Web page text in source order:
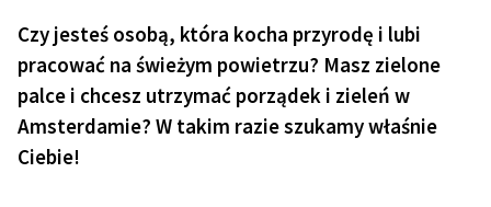
Czy jesteś osobą, która kocha przyrodę i lubi
pracować na świeżym powietrzu? Masz zielone
palce i chcesz utrzymać porządek i zieleń w
Amsterdamie? W takim razie szukamy właśnie
Ciebie!